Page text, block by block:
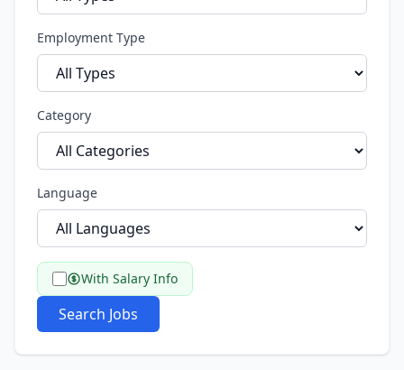
Employment Type
Category
Language
With Salary Info
Search Jobs